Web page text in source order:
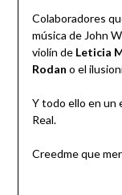
Colaboradores
música de John
violín de Leticia
Rodan o el
Y todo ello en un
Real.
Creedme que